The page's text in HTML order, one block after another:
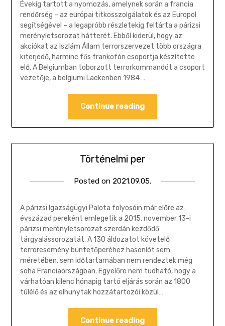
Évekig tartott a nyomozás, amelynek során a francia
rendőrség – az európai titkosszolgálatok és az Europol
segítségével – a legapróbb részletekig feltárta a párizsi
merényletsorozat hátterét. Ebből kiderül, hogy az
akciókat az Iszlám Állam terrorszervezet több országra
kiterjedő, harminc fős frankofón csoportja készítette
elő. A Belgiumban toborzott terrorkommandót a csoport
vezetője, a belgiumi Laekenben 1984….
Continue reading
Történelmi per
Posted on 2021.09.05.
Géza
A párizsi Igazságügyi Palota folyosóin már előre az
évszázad pereként emlegetik a 2015. november 13-i
párizsi merényletsorozat szerdán kezdődő
tárgyalássorozatát. A 130 áldozatot követelő
terroresemény büntetőperéhez hasonlót sem
méretében, sem időtartamában nem rendeztek még
soha Franciaországban. Egyelőre nem tudható, hogy a
várhatóan kilenc hónapig tartó eljárás során az 1800
túlélő és az elhunytak hozzátartozói közül…
Continue reading